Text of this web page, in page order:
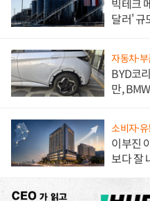
빅테크
달러' 규
자동차·
BYD코
만,
소비자·
이부진
보다 잘